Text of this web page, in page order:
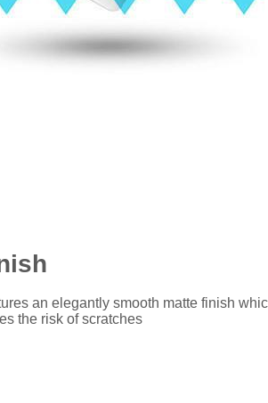
an elegantly smooth matte finish
the risk of scratches